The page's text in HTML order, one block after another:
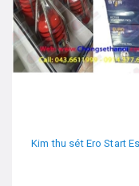
Kim thu sét Ero Start